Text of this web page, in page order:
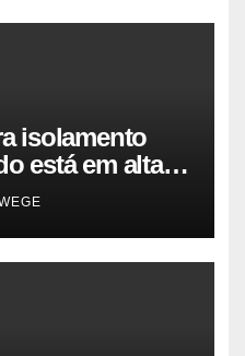
isolamento
está em alta
o
a
até 2032